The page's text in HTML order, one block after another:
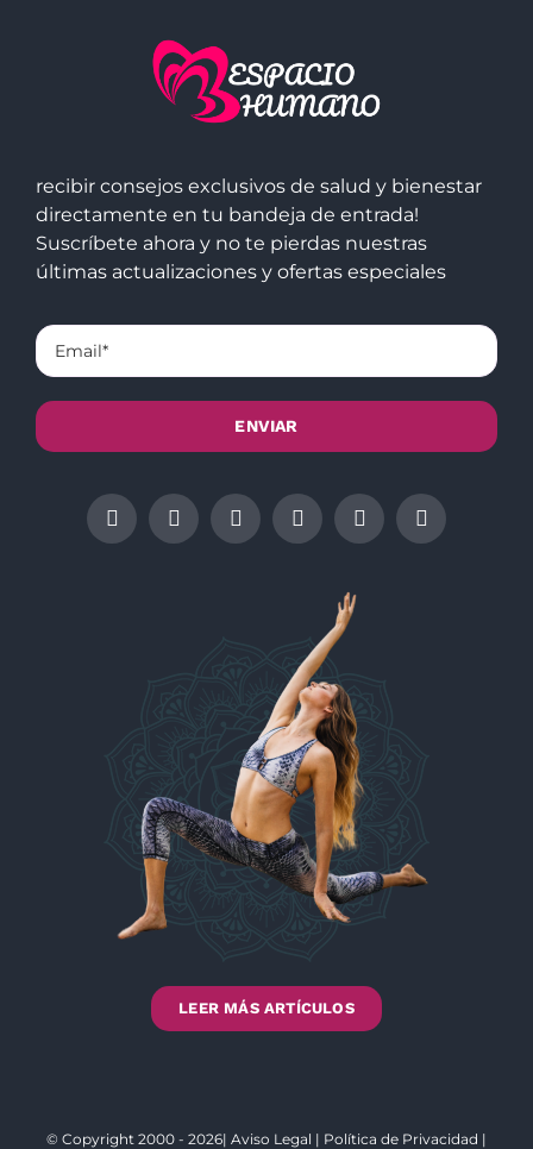
recibir consejos exclusivos de salud y bienestar
directamente en tu bandeja de entrada!
Suscríbete ahora y no te pierdas nuestras
últimas actualizaciones y ofertas especiales
LEER MÁS ARTÍCULOS
© Copyright 2000 - 2026| Aviso Legal | Política de Privacidad |